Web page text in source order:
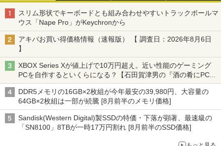
スリム形状でキーボードとも組み合わせやすいトラックボールマ
ウス「Nape Pro」がKeychronから
アキバお買い得価格情報（速報版） 【 調査日：2026年8月6日
】
XBOX Series Xが値上げで10万円超え。近い性能のゲーミング
PCを自作するといくらになる？【石田賀津男の『酒の肴にPCゲ
ーム』】
DDR5メモリの16GB×2枚組が今年最安の39,980円、大容量の
64GB×2枚組は一部が続騰 [8月前半のメモリ価格]
Sandisk(Western Digital)製SSDの特価・下落が顕著、最速級の
「SN8100」8TBが一時17万円割れ [8月前半のSSD価格]